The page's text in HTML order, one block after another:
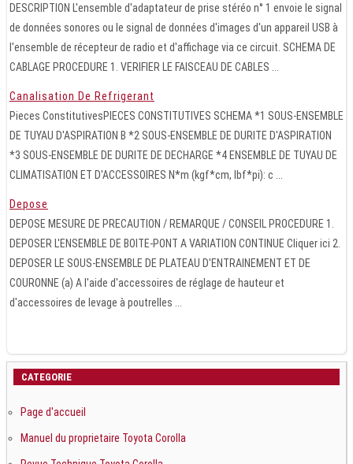
DESCRIPTION L'ensemble d'adaptateur de prise stéréo n° 1 envoie le signal
de données sonores ou le signal de données d'images d'un appareil USB à
l'ensemble de récepteur de radio et d'affichage via ce circuit. SCHEMA DE
CABLAGE PROCEDURE 1. VERIFIER LE FAISCEAU DE CABLES ...
Canalisation De Refrigerant
Pieces ConstitutivesPIECES CONSTITUTIVES SCHEMA *1 SOUS-ENSEMBLE
DE TUYAU D'ASPIRATION B *2 SOUS-ENSEMBLE DE DURITE D'ASPIRATION
*3 SOUS-ENSEMBLE DE DURITE DE DECHARGE *4 ENSEMBLE DE TUYAU DE
CLIMATISATION ET D'ACCESSOIRES N*m (kgf*cm, lbf*pi): c ...
Depose
DEPOSE MESURE DE PRECAUTION / REMARQUE / CONSEIL PROCEDURE 1.
DEPOSER L'ENSEMBLE DE BOITE-PONT A VARIATION CONTINUE Cliquer ici 2.
DEPOSER LE SOUS-ENSEMBLE DE PLATEAU D'ENTRAINEMENT ET DE
COURONNE (a) A l'aide d'accessoires de réglage de hauteur et
d'accessoires de levage à poutrelles ...
CATEGORIE
Page d'accueil
Manuel du proprietaire Toyota Corolla